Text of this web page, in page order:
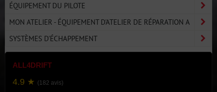
ÉQUIPEMENT DU PILOTE
MON ATELIER - ÉQUIPEMENT D'ATELIER DE RÉPARATION A
SYSTÈMES D'ÉCHAPPEMENT
ALL4DRIFT
4.9 ★ (182 avis)